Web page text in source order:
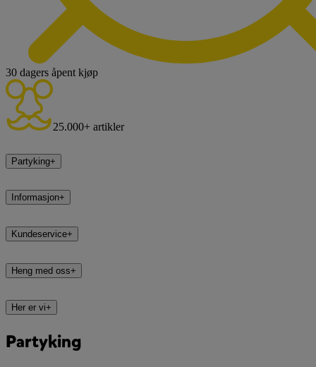
30 dagers åpent kjøp
25.000+ artikler
Partyking+
Informasjon+
Kundeservice+
Heng med oss+
Her er vi+
Partyking